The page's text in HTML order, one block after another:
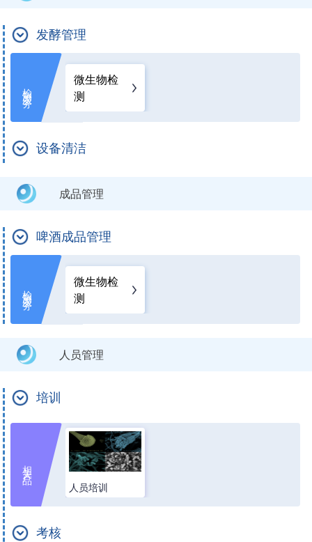
发酵管理
检测服务
微生物检
测
设备清洁
成品管理
啤酒成品管理
检测服务
微生物检
测
人员管理
培训
相关产品
人员培训
考核